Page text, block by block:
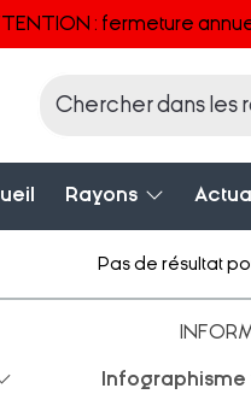
: fermeture
Rayons
Pas de résultat
Infographisme